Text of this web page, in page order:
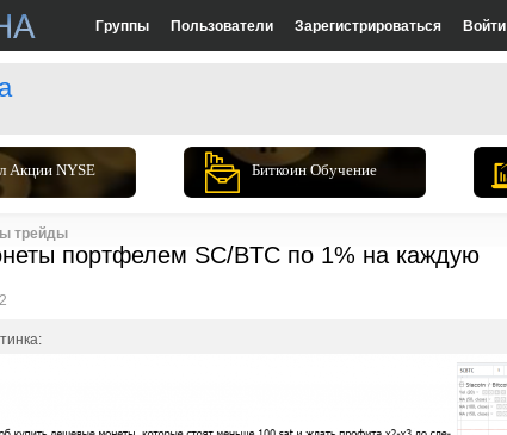
Группы Пользователи Зарегистрироваться Войти
Акции NYSE Биткоин Обучение
трейды
портфелем SC/BTC по 1% на каждую